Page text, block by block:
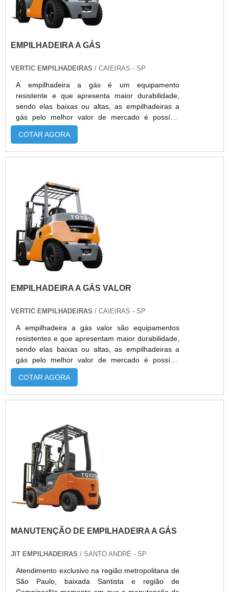
EMPILHADEIRA A GÁS
VERTIC EMPILHADEIRAS / CAIEIRAS - SP
A empilhadeira a gás é um equipamento
resistente e que apresenta maior durabilidade,
sendo elas baixas ou altas, as empilhadeiras a
gás pelo melhor valor de mercado é possível
encontrar em empresas especializadas em sua
comercialização. Onde utilizar este tipo de
encontrada no mercado de transportes ou
um representante e saber o preço deste
equipam...
COTAR AGORA
EMPILHADEIRA A GÁS VALOR
VERTIC EMPILHADEIRAS / CAIEIRAS - SP
A empilhadeira a gás valor são equipamentos
resistentes e que apresentam maior durabilidade,
sendo elas baixas ou altas, as empilhadeiras a
gás pelo melhor valor de mercado é possível
encontrar em empresas especializadas em sua
comercialização. A empilhadeira mais em conta é
movimentação de carga, possibilitando contatar
equipamento, a compra só deve ser real...
COTAR AGORA
MANUTENÇÃO DE EMPILHADEIRA A GÁS
JIT EMPILHADEIRAS / SANTO ANDRÉ - SP
Atendimento exclusivo na região metropolitana de
São Paulo, baixada Santista e região de